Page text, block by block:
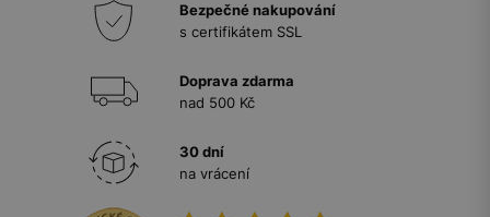
Bezpečné nakupování
s certifikátem SSL
Doprava zdarma
nad 500 Kč
30 dní
na vrácení